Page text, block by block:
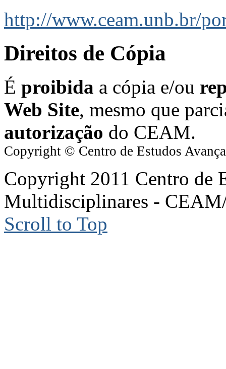
http://www.ceam.unb.br/
Direitos de Cópia
É proibida a cópia e/ou
Web Site, mesmo que
autorização do CEAM.
Copyright © Centro de Estudos
Copyright 2011 Centro de
Multidisciplinares -
Scroll to Top